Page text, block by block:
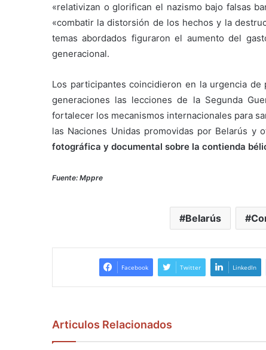
«relativizan o glorifican el nazismo bajo falsas
«combatir la distorsión de los hechos y la
temas abordados figuraron el aumento del
generacional.
Los participantes coincidieron en la urgencia de
generaciones las lecciones de la Segunda
fortalecer los mecanismos internacionales para
las Naciones Unidas promovidas por Belarús y
fotográfica y documental sobre la contienda
Fuente: Mppre
Belarús
Facebook Twitter LinkedIn
Articulos Relacionados